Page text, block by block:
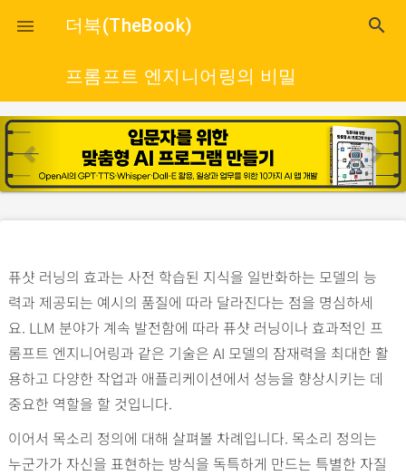
close
 더북(TheBook) search
프롬프트 엔지니어링의 비밀
p
r
e
u
s
n
e
x
퓨샷 러닝의 효과는 사전 학습된 지식을 일반화하는 모델의 능
력과 제공되는 예시의 품질에 따라 달라진다는 점을 명심하세
요. LLM 분야가 계속 발전함에 따라 퓨샷 러닝이나 효과적인 프
롬프트 엔지니어링과 같은 기술은 AI 모델의 잠재력을 최대한 활
용하고 다양한 작업과 애플리케이션에서 성능을 향상시키는 데
중요한 역할을 할 것입니다.
이어서 목소리 정의에 대해 살펴볼 차례입니다. 목소리 정의는
누군가가 자신을 표현하는 방식을 독특하게 만드는 특별한 자질